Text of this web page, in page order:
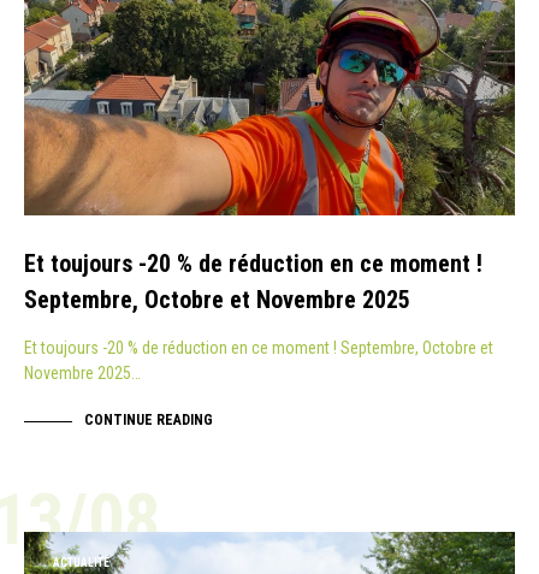
Et toujours -20 % de réduction en ce moment !
Septembre, Octobre et Novembre 2025
Et toujours -20 % de réduction en ce moment ! Septembre, Octobre et
Novembre 2025…
CONTINUE READING
08
ACTUALITÉ